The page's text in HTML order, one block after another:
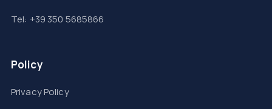
Tel: +39 350 5685866
Policy
Privacy Policy